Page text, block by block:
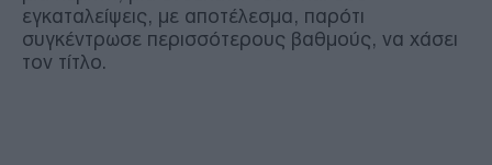
εγκαταλείψεις, με αποτέλεσμα, παρότι
συγκέντρωσε περισσότερους βαθμούς, να χάσει
τον τίτλο.